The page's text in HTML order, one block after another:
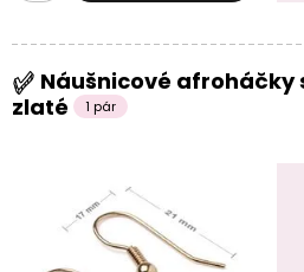
Náušnicové afroháčky
zlaté
1 pár